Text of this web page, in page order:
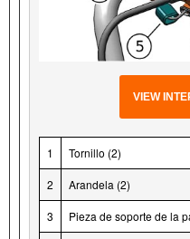
VIEW
1 Tornillo (2)
2 Arandela (2)
3 Pieza de soporte de la